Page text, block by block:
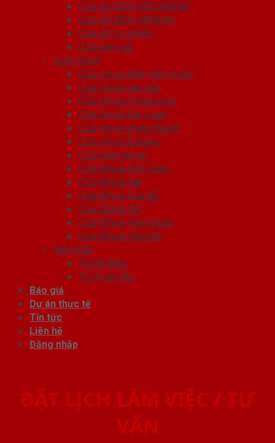
Cửa gỗ MDF MELAMINE
Cửa gỗ MDF VENEER
Cửa gỗ tự nhiên
Cửa vòm gỗ
Cửa nhựa
Cửa nhựa ABS Hàn Quốc
Cửa nhựa cao cấp
Cửa nhựa Composite
Cửa nhựa Đài Loan
Cửa nhựa ghép thanh
Cửa nhựa Sungyu
Cửa vòm nhựa
Cửa Nhựa Đài Loan
Cửa Nhựa Đẹp
Cửa Nhựa Giả Gỗ
Cửa Nhựa Gỗ
Cửa Nhựa Hàn Quốc
Cửa Nhựa Vân Gỗ
Nội thất
Tủ Kệ Bếp
Tủ Quần Áo
Báo giá
Dự án thực tế
Tin tức
Liên hệ
Đăng nhập
ĐẶT LỊCH LÀM VIỆC / TƯ
VẤN